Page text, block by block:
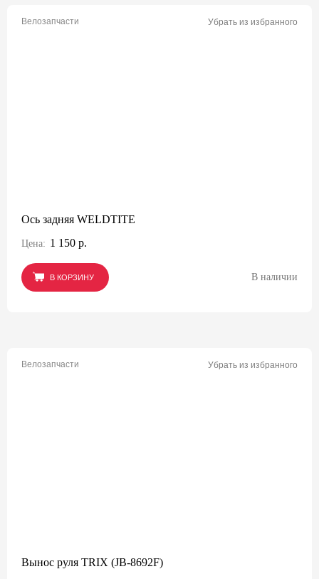
Велозапчасти Убрать из избранного
Ось задняя WELDTITE
Цена: 1 150 р.
В КОРЗИНУ
В КОРЗИНУ
В КОРЗИНУ В наличии
Велозапчасти Убрать из избранного
Вынос руля TRIX (JB-8692F)